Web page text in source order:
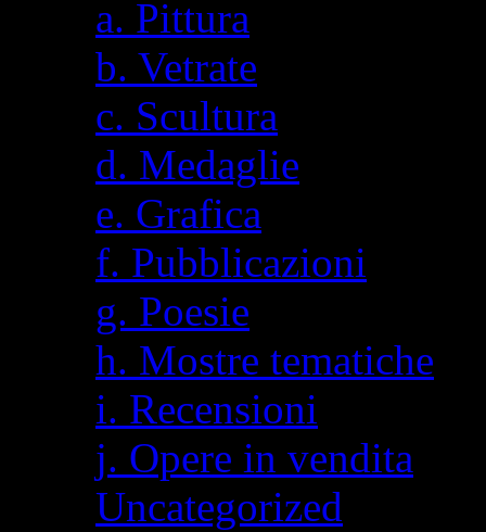
a. Pittura
b. Vetrate
c. Scultura
d. Medaglie
e. Grafica
f. Pubblicazioni
g. Poesie
h. Mostre tematiche
i. Recensioni
j. Opere in vendita
Uncategorized